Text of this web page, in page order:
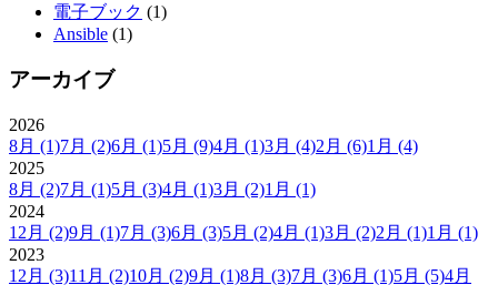
電子ブック (1)
Ansible (1)
アーカイブ
2026
8月 (1)7月 (2)6月 (1)5月 (9)4月 (1)3月 (4)2月 (6)1月 (4)
2025
8月 (2)7月 (1)5月 (3)4月 (1)3月 (2)1月 (1)
2024
12月 (2)9月 (1)7月 (3)6月 (3)5月 (2)4月 (1)3月 (2)2月 (1)1月 (1)
2023
12月 (3)11月 (2)10月 (2)9月 (1)8月 (3)7月 (3)6月 (1)5月 (5)4月